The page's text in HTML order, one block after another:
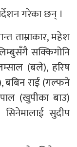
गरेका छन् ।
ताम्राकार, महेश
सक्किगोनि
(बले), हरिष
बबिन राई (गल्फने
(खुपीका बाउ)
सुदीप